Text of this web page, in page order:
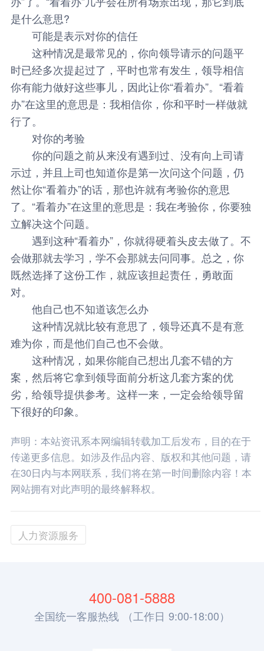
是什么意思?
可能是表示对你的信任
这种情况是最常见的，你向领导请示的问题平
时已经多次提起过了，平时也常有发生，领导相信
你有能力做好这些事儿，因此让你“看着办”。“看着
办”在这里的意思是：我相信你，你和平时一样做就
行了。
对你的考验
你的问题之前从来没有遇到过、没有向上司请
示过，并且上司也知道你是第一次问这个问题，仍
然让你“看着办”的话，那也许就有考验你的意思
了。“看着办”在这里的意思是：我在考验你，你要独
立解决这个问题。
遇到这种“看着办”，你就得硬着头皮去做了。不
会做那就去学习，学不会那就去问同事。总之，你
既然选择了这份工作，就应该担起责任，勇敢面
对。
他自己也不知道该怎么办
这种情况就比较有意思了，领导还真不是有意
难为你，而是他们自己也不会做。
这种情况，如果你能自己想出几套不错的方
案，然后将它拿到领导面前分析这几套方案的优
劣，给领导提供参考。这样一来，一定会给领导留
下很好的印象。
声明：本站资讯系本网编辑转载加工后发布，目的在于
传递更多信息。如涉及作品内容、版权和其他问题，请
在30日内与本网联系，我们将在第一时间删除内容！本
网站拥有对此声明的最终解释权。
人力资源服务
400-081-5888
全国统一客服热线 （工作日 9:00-18:00）